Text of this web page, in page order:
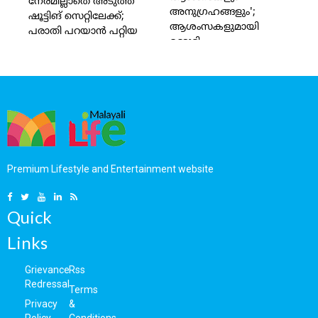
ഷൂട്ടിങ് സെറ്റിലേക്ക്;
പരാതി പറയാന്‍ പറ്റിയ
മണിക്കൂര്‍ നിര്‍ത്താതെ
സുരേഷിന്റെ വാക്കുകള്‍
ചര്‍ച്ചയാകുമ്പോള്‍
അനുഗ്രഹങ്ങളും';
ആശംസകളുമായി
മമ്മൂട്ടി
Premium Lifestyle and Entertainment website
Quick
Links
Grievance
Redressal
Privacy
Rss
Terms
&